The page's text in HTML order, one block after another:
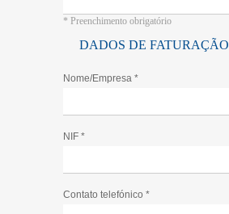
* Preenchimento obrigatório
DADOS DE FATURAÇÃO
Nome/Empresa *
NIF *
Contato telefónico *